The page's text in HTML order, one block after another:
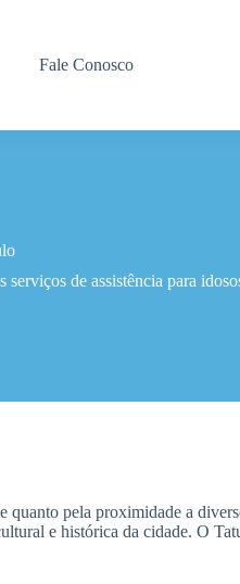
Fale Conosco
de assistência para
pela proximidade a
e histórica da cidade. O